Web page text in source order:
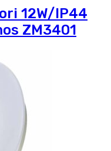
12W/IP44
ZM3401